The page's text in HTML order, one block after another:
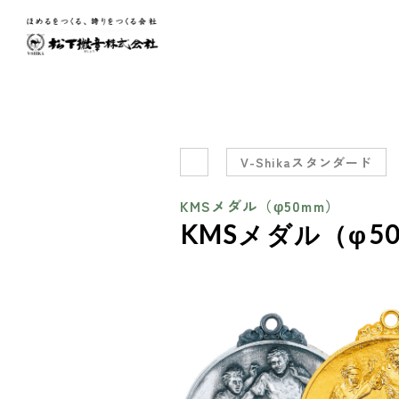
V-Shikaスタンダード
KMSメダル（φ50mm）
KMSメダル（